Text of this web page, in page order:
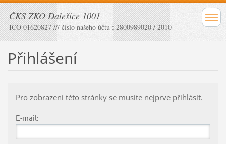
ČKS ZKO Dalešice 1001
IČO 01620827 /// číslo našeho účtu : 2800989020 / 2010
Přihlášení
Pro zobrazení této stránky se musíte nejprve přihlásit.
E-mail: